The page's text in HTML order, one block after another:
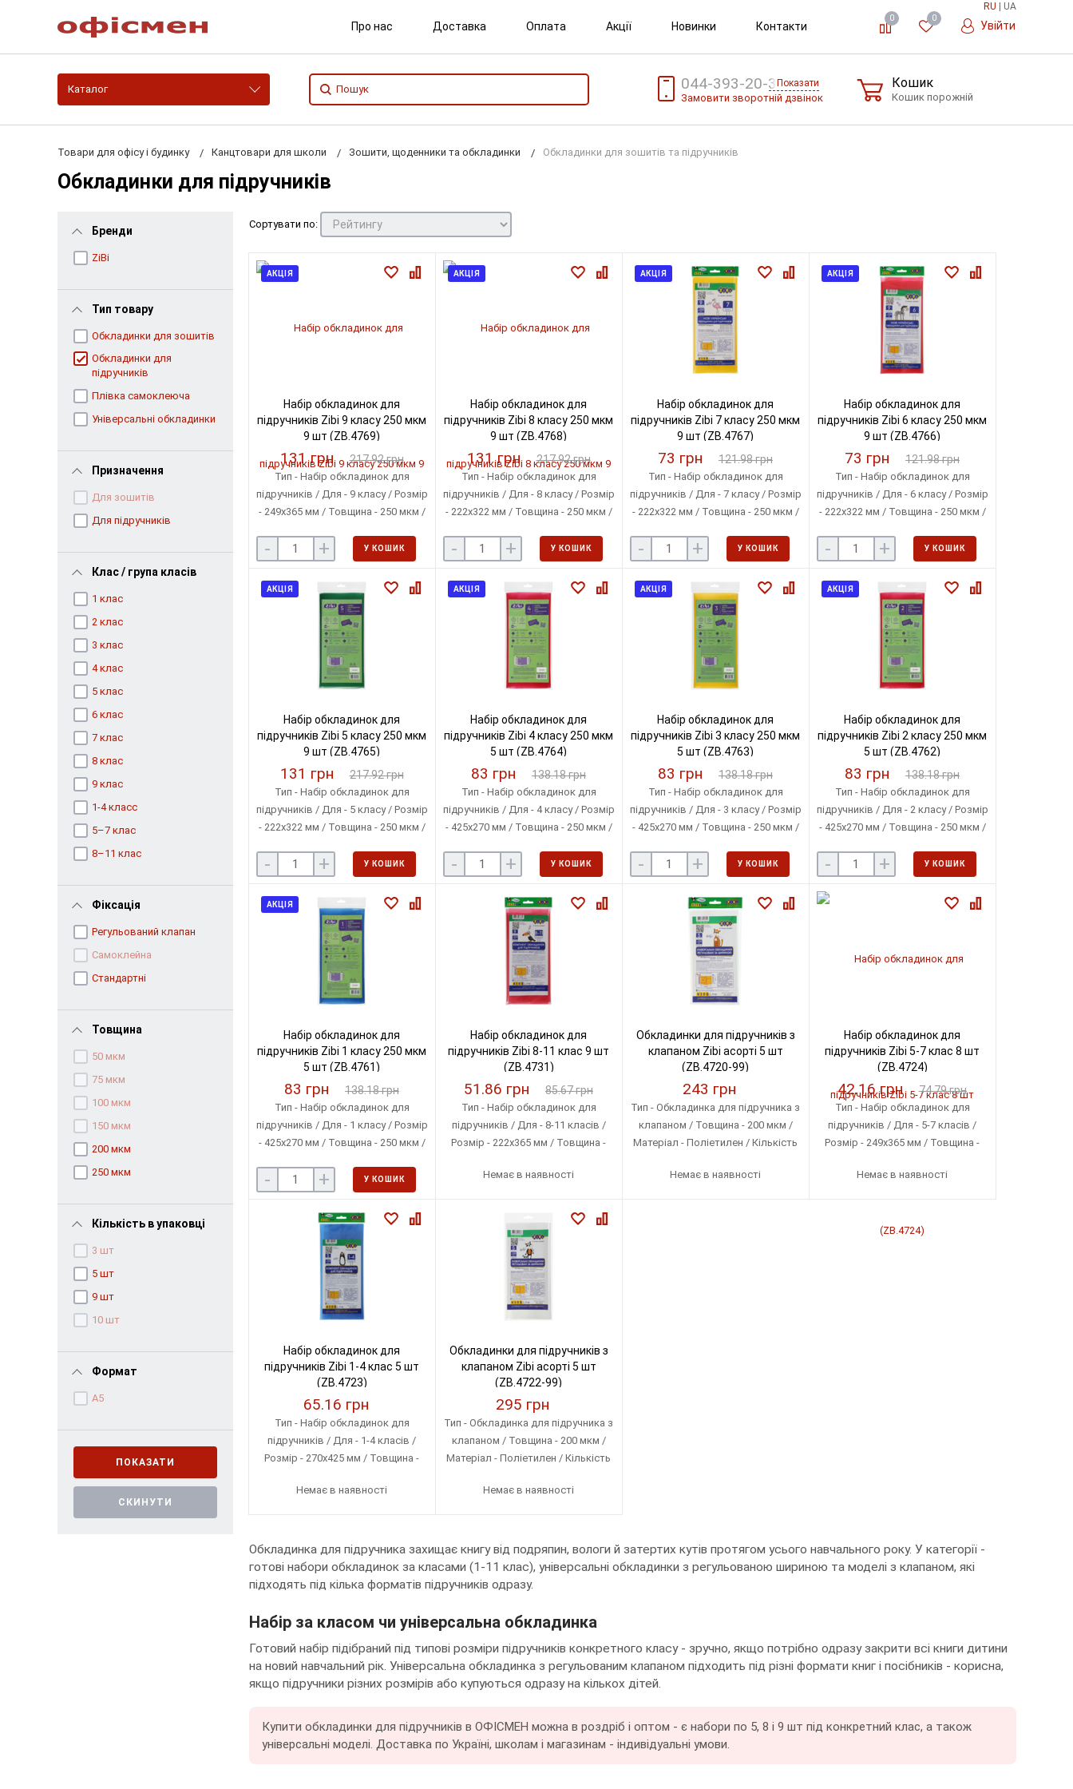
RU UA
Про нас Доставка Оплата Акції Новинки Контакти
0 0
Увійти
Каталог 044-393-20-36Показати
Замовити зворотній дзвінок
Кошик
Кошик порожній
Товари для офісу і будинку Канцтовари для школи Зошити, щоденники та обкладинки Обкладинки для зошитів та підручників
Обкладинки для підручників
Бренди
ZiBi
Тип товару
Обкладинки для зошитів
Обкладинки для
підручників
Плівка самоклеюча
Універсальні обкладинки
Призначення
Для зошитів
Для підручників
Клас / група класів
1 клас
2 клас
3 клас
4 клас
5 клас
6 клас
7 клас
8 клас
9 клас
1-4 класc
5–7 клас
8–11 клас
Фіксація
Регульований клапан
Самоклейна
Стандартні
Товщина
50 мкм
75 мкм
100 мкм
150 мкм
200 мкм
250 мкм
Кількість в упаковці
3 шт
5 шт
9 шт
10 шт
Формат
А5
ПОКАЗАТИ
СКИНУТИ
Сортувати по:
АКЦІЯ
Набір обкладинок для
підручників Zibi 9 класу 250 мкм
9 шт (ZB.4769)
131 грн 217.92 грн
Тип - Набір обкладинок для
підручників / Для - 9 класу / Розмір
- 249х365 мм / Товщина - 250 мкм /
в упаковці - 9 шт
- + У КОШИК
АКЦІЯ
Набір обкладинок для
підручників Zibi 8 класу 250 мкм
9 шт (ZB.4768)
131 грн 217.92 грн
Тип - Набір обкладинок для
підручників / Для - 8 класу / Розмір
- 222х322 мм / Товщина - 250 мкм /
в упаковці - 9 шт
- + У КОШИК
АКЦІЯ
Набір обкладинок для
підручників Zibi 7 класу 250 мкм
9 шт (ZB.4767)
73 грн 121.98 грн
Тип - Набір обкладинок для
підручників / Для - 7 класу / Розмір
- 222х322 мм / Товщина - 250 мкм /
в упаковці - 9 шт
- + У КОШИК
АКЦІЯ
Набір обкладинок для
підручників Zibi 6 класу 250 мкм
9 шт (ZB.4766)
73 грн 121.98 грн
Тип - Набір обкладинок для
підручників / Для - 6 класу / Розмір
- 222х322 мм / Товщина - 250 мкм /
в упаковці - 9 шт
- + У КОШИК
АКЦІЯ
Набір обкладинок для
підручників Zibi 5 класу 250 мкм
9 шт (ZB.4765)
131 грн 217.92 грн
Тип - Набір обкладинок для
підручників / Для - 5 класу / Розмір
- 222х322 мм / Товщина - 250 мкм /
в упаковці - 9 шт
- + У КОШИК
АКЦІЯ
Набір обкладинок для
підручників Zibi 4 класу 250 мкм
5 шт (ZB.4764)
83 грн 138.18 грн
Тип - Набір обкладинок для
підручників / Для - 4 класу / Розмір
- 425х270 мм / Товщина - 250 мкм /
в упаковці - 5 шт
- + У КОШИК
АКЦІЯ
Набір обкладинок для
підручників Zibi 3 класу 250 мкм
5 шт (ZB.4763)
83 грн 138.18 грн
Тип - Набір обкладинок для
підручників / Для - 3 класу / Розмір
- 425х270 мм / Товщина - 250 мкм /
в упаковці - 5 шт
- + У КОШИК
АКЦІЯ
Набір обкладинок для
підручників Zibi 2 класу 250 мкм
5 шт (ZB.4762)
83 грн 138.18 грн
Тип - Набір обкладинок для
підручників / Для - 2 класу / Розмір
- 425х270 мм / Товщина - 250 мкм /
в упаковці - 5 шт
- + У КОШИК
АКЦІЯ
Набір обкладинок для
підручників Zibi 1 класу 250 мкм
5 шт (ZB.4761)
83 грн 138.18 грн
Тип - Набір обкладинок для
підручників / Для - 1 класу / Розмір
- 425х270 мм / Товщина - 250 мкм /
в упаковці - 5 шт
- + У КОШИК
Набір обкладинок для
підручників Zibi 8-11 клас 9 шт
(ZB.4731)
51.86 грн 85.67 грн
Тип - Набір обкладинок для
підручників / Для - 8-11 класів /
Розмір - 222х365 мм / Товщина -
Кількість в упаковці - 9 шт
Немає в наявності
Обкладинки для підручників з
клапаном Zibi асорті 5 шт
(ZB.4720-99)
243 грн
Тип - Обкладинка для підручника з
клапаном / Товщина - 200 мкм /
Матеріал - Поліетилен / Кількість
Немає в наявності
Набір обкладинок для
підручників Zibi 5-7 клас 8 шт
(ZB.4724)
42.16 грн 74.79 грн
Тип - Набір обкладинок для
підручників / Для - 5-7 класів /
Розмір - 249х365 мм / Товщина -
Кількість в упаковці - 8 шт
Немає в наявності
Набір обкладинок для
підручників Zibi 1-4 клас 5 шт
(ZB.4723)
65.16 грн
Тип - Набір обкладинок для
підручників / Для - 1-4 класів /
Розмір - 270х425 мм / Товщина -
Кількість в упаковці - 5 шт
Немає в наявності
Обкладинки для підручників з
клапаном Zibi асорті 5 шт
(ZB.4722-99)
295 грн
Тип - Обкладинка для підручника з
клапаном / Товщина - 200 мкм /
Матеріал - Поліетилен / Кількість
Немає в наявності
Обкладинка для підручника захищає книгу від подряпин, вологи й затертих кутів протягом усього навчального року. У категорії -
готові набори обкладинок за класами (1-11 клас), універсальні обкладинки з регульованою шириною та моделі з клапаном, які
підходять під кілька форматів підручників одразу.
Набір за класом чи універсальна обкладинка
Готовий набір підібраний під типові розміри підручників конкретного класу - зручно, якщо потрібно одразу закрити всі книги дитини
на новий навчальний рік. Універсальна обкладинка з регульованим клапаном підходить під різні формати книг і посібників - корисна,
якщо підручники різних розмірів або купуються одразу на кількох дітей.
Купити обкладинки для підручників в ОФІСМЕН можна в роздріб і оптом - є набори по 5, 8 і 9 шт під конкретний клас, а також
універсальні моделі. Доставка по Україні, школам і магазинам - індивідуальні умови.